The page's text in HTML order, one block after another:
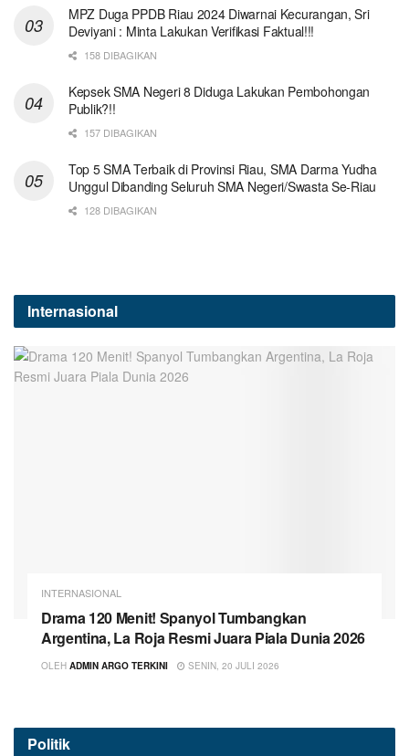
MPZ Duga PPDB Riau 2024 Diwarnai Kecurangan, Sri
Deviyani : Minta Lakukan Verifikasi Faktual!!!
158 DIBAGIKAN
Kepsek SMA Negeri 8 Diduga Lakukan Pembohongan
Publik?!!
157 DIBAGIKAN
Top 5 SMA Terbaik di Provinsi Riau, SMA Darma Yudha
Unggul Dibanding Seluruh SMA Negeri/Swasta Se-Riau
128 DIBAGIKAN
Internasional
INTERNASIONAL
Drama 120 Menit! Spanyol Tumbangkan
Argentina, La Roja Resmi Juara Piala Dunia 2026
OLEH ADMIN ARGO TERKINI SENIN, 20 JULI 2026
Politik